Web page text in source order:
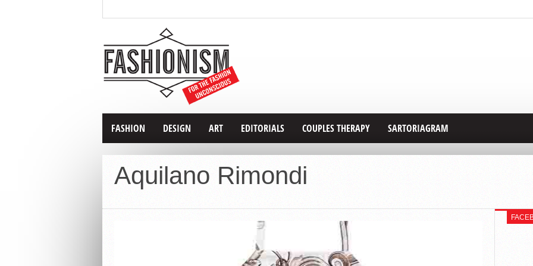
FASHION DESIGN ART EDITORIALS COUPLES THERAPY SARTORIAGRAM
Aquilano Rimondi